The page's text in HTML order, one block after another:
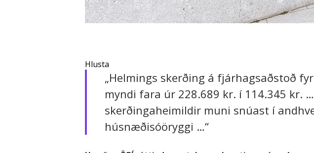
Hlusta
„Helmings skerðing á fjárhagsaðstoð
myndi fara úr 228.689 kr. í 114.345
skerðingaheimildir muni snúast í
húsnæðisóöryggi …“